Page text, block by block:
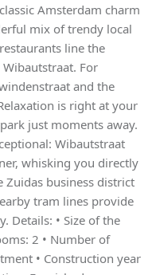
Amsterdam charm
mix of trendy local
line the
For
and the
is right at your
just moments away.
Wibautstraat
whisking you directly
Zuidas business district
tram lines provide
Details: • Size of the
2 • Number of
• Construction year